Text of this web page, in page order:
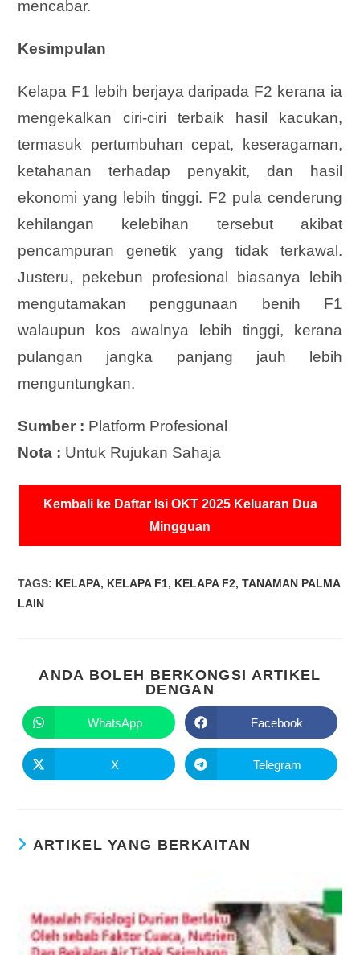
mencabar.
Kesimpulan
Kelapa F1 lebih berjaya daripada F2 kerana ia
mengekalkan ciri-ciri terbaik hasil kacukan,
termasuk pertumbuhan cepat, keseragaman,
ketahanan terhadap penyakit, dan hasil
ekonomi yang lebih tinggi. F2 pula cenderung
kehilangan kelebihan tersebut akibat
pencampuran genetik yang tidak terkawal.
Justeru, pekebun profesional biasanya lebih
mengutamakan penggunaan benih F1
walaupun kos awalnya lebih tinggi, kerana
pulangan jangka panjang jauh lebih
menguntungkan.
Sumber : Platform Profesional
Nota : Untuk Rujukan Sahaja
Kembali ke Daftar Isi OKT 2025 Keluaran Dua
Mingguan
TAGS: KELAPA, KELAPA F1, KELAPA F2, TANAMAN PALMA
LAIN
ANDA BOLEH BERKONGSI ARTIKEL
DENGAN
WhatsApp Facebook
X Telegram
ARTIKEL YANG BERKAITAN